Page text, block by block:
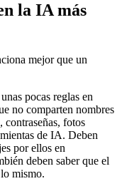
la IA más
mejor que un
pocas reglas en
no comparten nombres
contraseñas, fotos
de IA. Deben
por ellos en
deben saber que el
mismo.